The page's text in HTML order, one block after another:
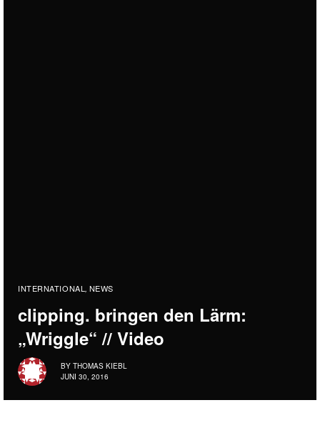
INTERNATIONAL NEWS
clipping. bringen den Lärm:
„Wriggle“ // Video
BY THOMAS KIEBL
JUNI 30, 2016